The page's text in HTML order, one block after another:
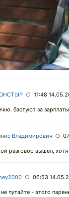
○ 11:48
бастуют за
Владимирович ○
разговор вышел,
○ 06:53
не путайте - этого